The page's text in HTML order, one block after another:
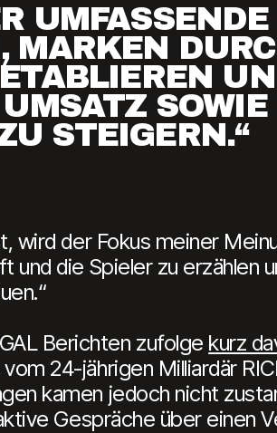
UMFASSENDE
MARKEN
SOWIE
STEIGERN.“
wird der Fokus meiner
und die Spieler zu erzählen
Berichten zufolge kurz
24-jährigen Milliardär
kamen jedoch nicht
Gespräche über einen